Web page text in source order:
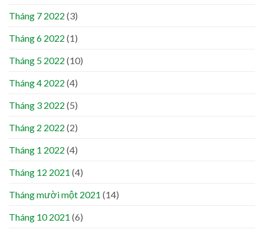
Tháng 7 2022 (3)
Tháng 6 2022 (1)
Tháng 5 2022 (10)
Tháng 4 2022 (4)
Tháng 3 2022 (5)
Tháng 2 2022 (2)
Tháng 1 2022 (4)
Tháng 12 2021 (4)
Tháng mười một 2021 (14)
Tháng 10 2021 (6)